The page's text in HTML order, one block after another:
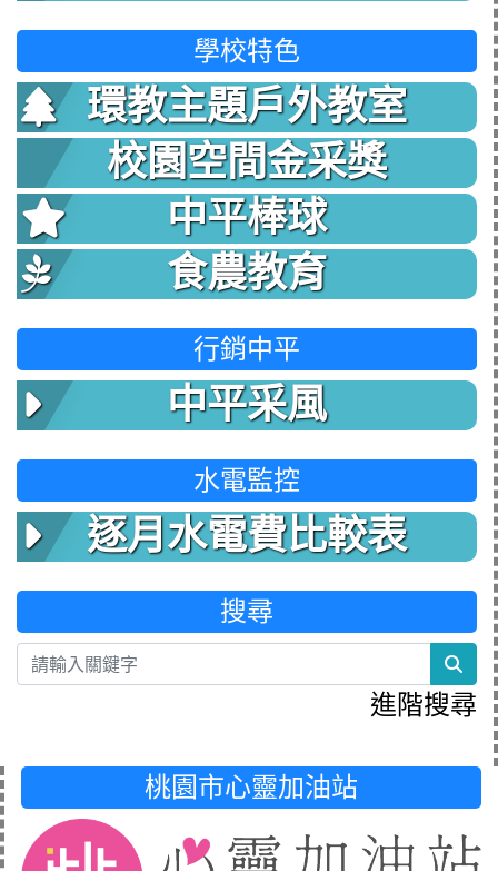
學校特色
環教主題戶外教室
校園空間金采獎
中平棒球
食農教育
行銷中平
中平采風
水電監控
逐月水電費比較表
搜尋
進階搜尋
桃園市心靈加油站